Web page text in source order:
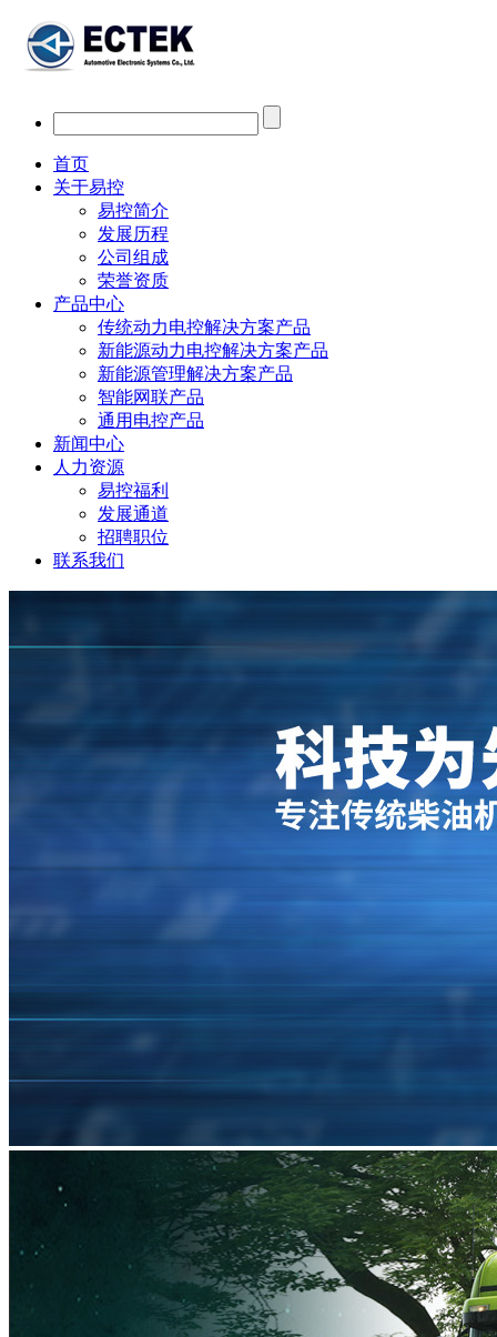
首页
关于易控
易控简介
发展历程
公司组成
荣誉资质
产品中心
传统动力电控解决方案产品
新能源动力电控解决方案产品
新能源管理解决方案产品
智能网联产品
通用电控产品
新闻中心
人力资源
易控福利
发展通道
招聘职位
联系我们